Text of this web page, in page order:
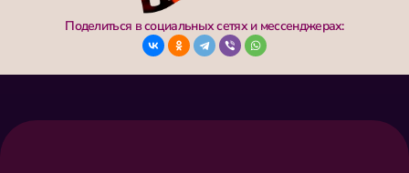
Поделиться в социальных сетях и мессенджерах: